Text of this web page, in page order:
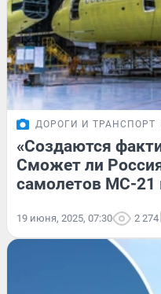
ДОРОГИ И ТРАНСПОРТ
«Создаются
Сможет ли
самолетов МС-
19 июня, 2025, 07:30 2 274